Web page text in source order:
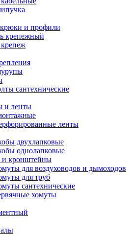
и профили
крепежный
сантехнические
и ленты
ленты
двухлапковые
однолапковые
кронштейны
для воздуховодов и дымоходов
для труб
сантехнические
хомуты